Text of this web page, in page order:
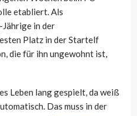
etabliert. Als
in der
Platz in der Startelf
die für ihn ungewohnt ist,
Leben lang gespielt, da weiß
Das muss in der